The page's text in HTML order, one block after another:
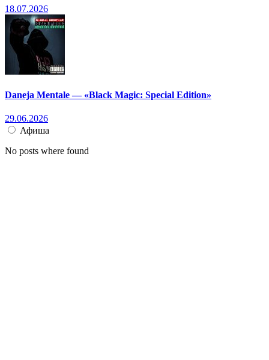
18.07.2026
Daneja Mentale — «Black Magic: Special Edition»
29.06.2026
Афиша
No posts where found